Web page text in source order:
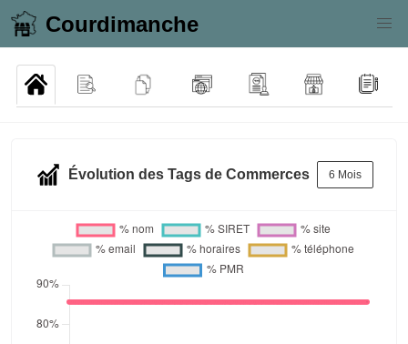
Courdimanche
Évolution des Tags de Commerces 6 Mois